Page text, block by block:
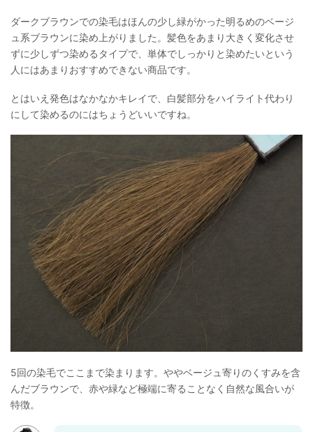
ダークブラウンでの染毛はほんの少し緑がかった明るめのベージ
ュ系ブラウンに染め上がりました。髪色をあまり大きく変化させ
ずに少しずつ染めるタイプで、単体でしっかりと染めたいという
人にはあまりおすすめできない商品です。
とはいえ発色はなかなかキレイで、白髪部分をハイライト代わり
にして染めるのにはちょうどいいですね。
5回の染毛でここまで染まります。ややベージュ寄りのくすみを含
んだブラウンで、赤や緑など極端に寄ることなく自然な風合いが
特徴。